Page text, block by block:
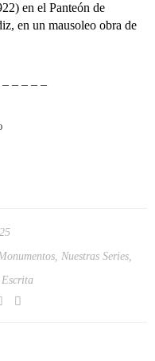
en el Panteón de
en un mausoleo obra de
– – – –
Nuestras Series
Escrita